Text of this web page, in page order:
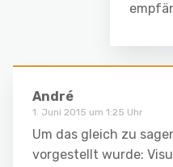
André
1. Juni 2015 um 1:25 Uhr
Um das gleich zu
vorgestellt wurde: